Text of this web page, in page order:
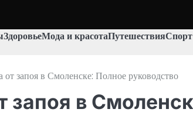
ЗдоровьеМода и красотаПутешествия
от запоя в Смоленске: Полное руководство
запоя в